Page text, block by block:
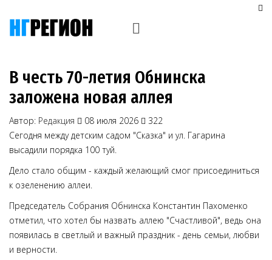
В честь 70-летия Обнинска
заложена новая аллея
Автор: Редакция 08 июля 2026
322
Сегодня между детским садом "Сказка" и ул. Гагарина
высадили порядка 100 туй.
Дело стало общим - каждый желающий смог присоединиться
к озеленению аллеи.
Председатель Собрания Обнинска Константин Пахоменко
отметил, что хотел бы назвать аллею "Счастливой", ведь она
появилась в светлый и важный праздник - день семьи, любви
и верности.